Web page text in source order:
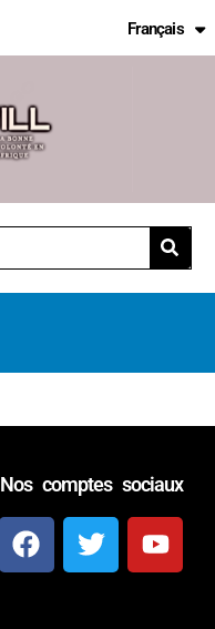
Français
English
Nos comptes sociaux